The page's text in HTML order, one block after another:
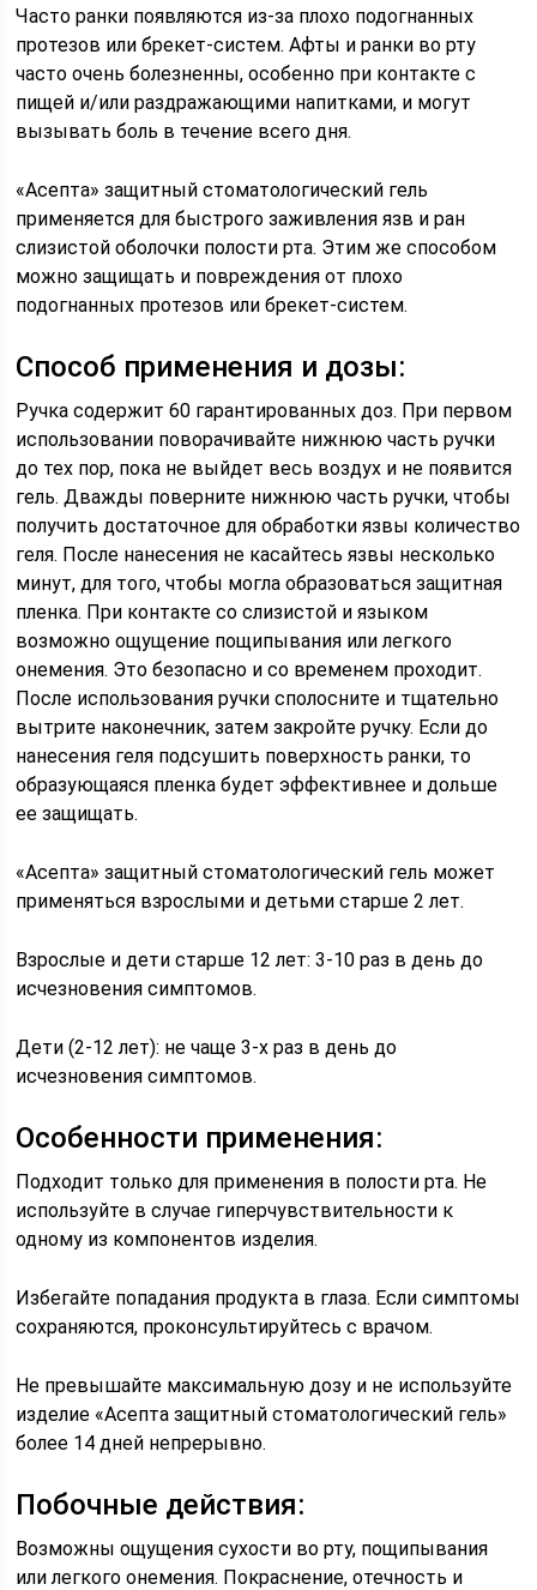
Часто ранки появляются из-за плохо подогнанных
протезов или брекет-систем. Афты и ранки во рту
часто очень болезненны, особенно при контакте с
пищей и/или раздражающими напитками, и могут
вызывать боль в течение всего дня.
«Асепта» защитный стоматологический гель
применяется для быстрого заживления язв и ран
слизистой оболочки полости рта. Этим же способом
можно защищать и повреждения от плохо
подогнанных протезов или брекет-систем.
Способ применения и дозы:
Ручка содержит 60 гарантированных доз. При первом
использовании поворачивайте нижнюю часть ручки
до тех пор, пока не выйдет весь воздух и не появится
гель. Дважды поверните нижнюю часть ручки, чтобы
получить достаточное для обработки язвы количество
геля. После нанесения не касайтесь язвы несколько
минут, для того, чтобы могла образоваться защитная
пленка. При контакте со слизистой и языком
возможно ощущение пощипывания или легкого
онемения. Это безопасно и со временем проходит.
После использования ручки сполосните и тщательно
вытрите наконечник, затем закройте ручку. Если до
нанесения геля подсушить поверхность ранки, то
образующаяся пленка будет эффективнее и дольше
ее защищать.
«Асепта» защитный стоматологический гель может
применяться взрослыми и детьми старше 2 лет.
Взрослые и дети старше 12 лет: 3-10 раз в день до
исчезновения симптомов.
Дети (2-12 лет): не чаще 3-х раз в день до
исчезновения симптомов.
Особенности применения:
Подходит только для применения в полости рта. Не
используйте в случае гиперчувствительности к
одному из компонентов изделия.
Избегайте попадания продукта в глаза. Если симптомы
сохраняются, проконсультируйтесь с врачом.
Не превышайте максимальную дозу и не используйте
изделие «Асепта защитный стоматологический гель»
более 14 дней непрерывно.
Побочные действия:
Возможны ощущения сухости во рту, пощипывания
или легкого онемения. Покраснение, отечность и